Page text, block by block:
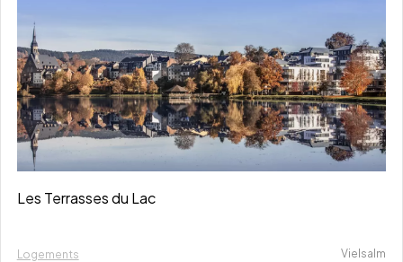
Les Terrasses du Lac
Logements Vielsalm